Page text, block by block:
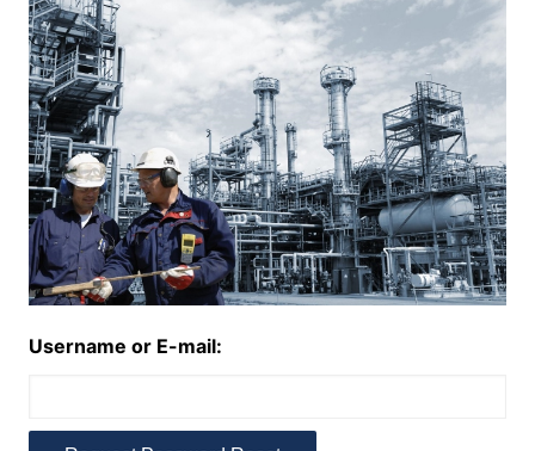
Username or E-mail: